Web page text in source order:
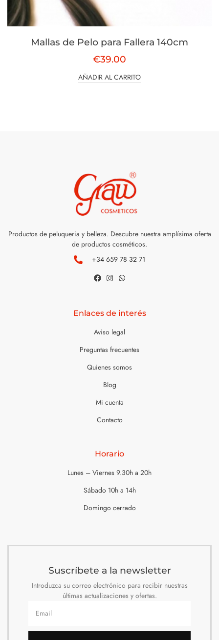
Mallas de Pelo para Fallera 140cm
€39.00
AÑADIR AL CARRITO
Productos de peluqueria y belleza. Descubre nuestra amplísima oferta
de productos cosméticos.
+34 659 78 32 71
Enlaces de interés
Aviso legal
Preguntas frecuentes
Quienes somos
Blog
Mi cuenta
Contacto
Horario
Lunes – Viernes 9.30h a 20h
Sábado 10h a 14h
Domingo cerrado
Suscríbete a la newsletter
Introduzca su correo electrónico para recibir nuestras
últimas actualizaciones y ofertas.